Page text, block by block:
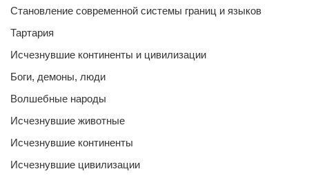
Становление современной системы границ и языков
Тартария
Исчезнувшие континенты и цивилизации
Боги, демоны, люди
Волшебные народы
Исчезнувшие животные
Исчезнувшие континенты
Исчезнувшие цивилизации